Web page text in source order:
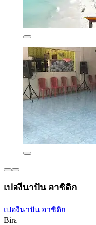
เปองีนาปัน อาซิดิก
เปองีนาปัน อาซิดิก
Bira